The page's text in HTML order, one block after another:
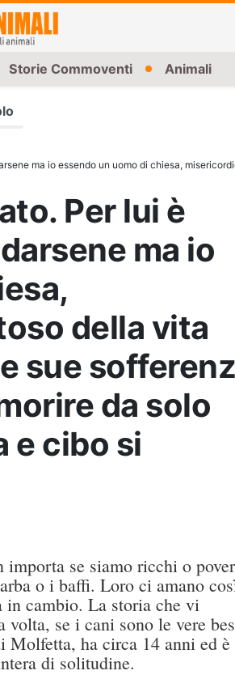
Storie Commoventi Animali
porre fine alle sue sofferenze. Per quello l’ho lasciato morire da solo nel cortile. Senza acqua e cibo si
Per lui è
ma io
della vita
sue
da solo
e cibo si
se siamo ricchi o
o i baffi. Loro ci amano
in cambio. La storia che vi
volta, se i cani sono le vere
Molfetta, ha circa 14 anni ed è
di solitudine.